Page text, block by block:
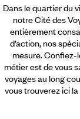
Dans le quartier du
notre Cité des
entièrement
d’action, nos
mesure. Confiez-
métier est de vous
voyages au long
vous trouverez ici